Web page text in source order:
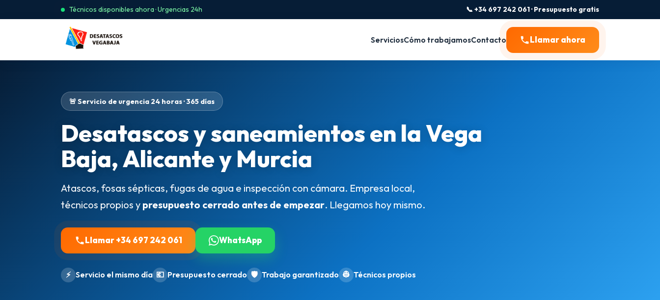
Técnicos disponibles ahora · Urgencias 24h 📞 +34 697 242 061 · Presupuesto gratis
ServiciosCómo trabajamosContacto Llamar ahora
🚨 Servicio de urgencia 24 horas · 365 días
Desatascos y saneamientos en la Vega
Baja, Alicante y Murcia
Atascos, fosas sépticas, fugas de agua e inspección con cámara. Empresa local,
técnicos propios y presupuesto cerrado antes de empezar. Llegamos hoy mismo.
Llamar +34 697 242 061 WhatsApp
⚡ Servicio el mismo día 💶 Presupuesto cerrado 🛡️ Trabajo garantizado 👷 Técnicos propios